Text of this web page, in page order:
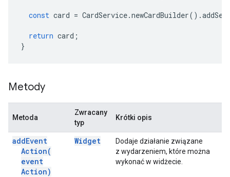
const card = CardService.newCardBuilder().
return card ;
}
Metody
Metoda
Zwracany
typ
Krótki opis
addEvent
Action(
event
Action)
Widget
Dodaje działanie związane
z wydarzeniem, które można
wykonać w widżecie.